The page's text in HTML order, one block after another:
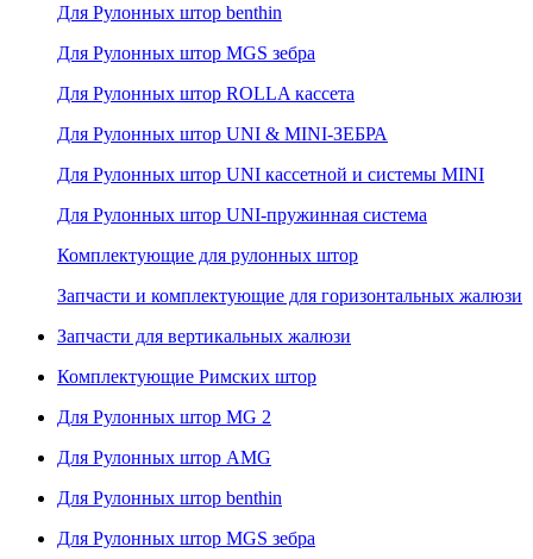
Для Рулонных штор benthin
Для Рулонных штор MGS зебра
Для Рулонных штор ROLLA кассета
Для Рулонных штор UNI & MINI-ЗЕБРА
Для Рулонных штор UNI кассетной и системы MINI
Для Рулонных штор UNI-пружинная система
Комплектующие для рулонных штор
Запчасти и комплектующие для горизонтальных жалюзи
Запчасти для вертикальных жалюзи
Комплектующие Римских штор
Для Рулонных штор MG 2
Для Рулонных штор AMG
Для Рулонных штор benthin
Для Рулонных штор MGS зебра